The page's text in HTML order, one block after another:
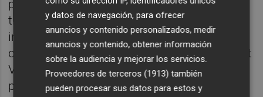
protocolo y su proyección política, en unos
tiempos en que cualquier acusación de
irregularidad por la oposición la interpretaba
como un ataque al progreso de la Comunitat
Valenciana y la respondía con un "nunca
podrán demostrar nada".
y datos de navegación, para ofrecer
anuncios y contenido personalizados, medir
anuncios y contenido, obtener información
sobre la audiencia y mejorar los servicios.
Proveedores de terceros (1913) también
pueden procesar sus datos para estos y